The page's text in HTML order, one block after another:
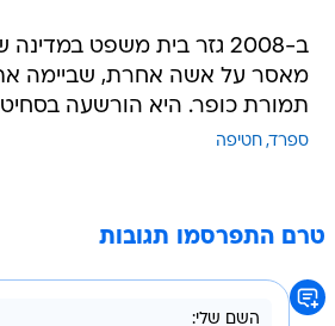
ב-2008 גזר בית משפט
מאסר על אשה אחרת, שביימה
תמורת כופר. היא הורשעה
ספרד חטיפה
טרם התפרסמו תגובות